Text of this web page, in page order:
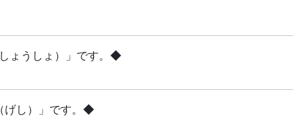
ょうしょ）」です。◆
げし）」です。◆